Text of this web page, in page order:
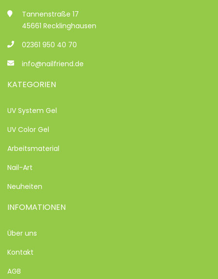
Tannenstraße 17
45661 Recklinghausen
02361 950 40 70
info@nailfriend.de
KATEGORIEN
UV System Gel
UV Color Gel
Arbeitsmaterial
Nail-Art
Neuheiten
INFOMATIONEN
Über uns
Kontakt
AGB